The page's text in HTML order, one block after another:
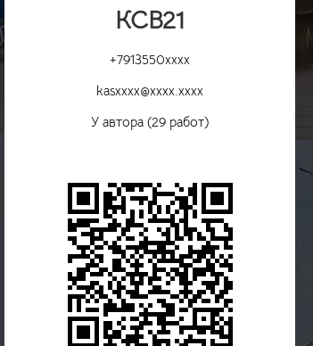
КСВ21
+7913550xxxx
kasxxxx@xxxx.xxxx
У автора (29 работ)